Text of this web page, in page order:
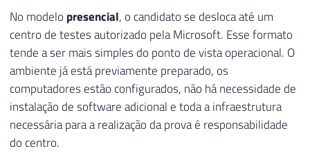
No modelo presencial, o candidato se desloca até um
centro de testes autorizado pela Microsoft. Esse formato
tende a ser mais simples do ponto de vista operacional. O
ambiente já está previamente preparado, os
computadores estão configurados, não há necessidade de
instalação de software adicional e toda a infraestrutura
necessária para a realização da prova é responsabilidade
do centro.